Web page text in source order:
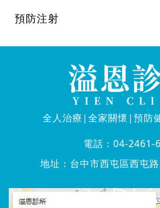
預防注射
全人治療|全家關懷|預防
電話： 04-2461-
地址： 台中市西屯區西屯